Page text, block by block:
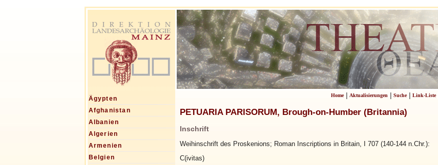
Ägypten
Afghanistan
Albanien
Algerien
Armenien
Belgien
Home| Aktualisierungen| Suche| Link-Liste|
PETUARIA PARISORUM, Brough-on-Humber (Britannia)
Inschrift
Weihinschrift des Proskenions; Roman Inscriptions in Britain, I 707 (140-144 n.Chr.):
C(ivitas)